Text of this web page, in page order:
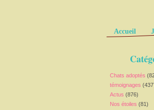
Pages
Accueil
Chats adoptés
témoignages
Actus (876)
Nos étoiles (81)